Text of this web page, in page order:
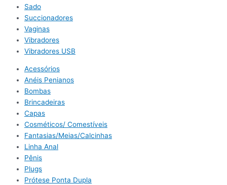
Sado
Succionadores
Vaginas
Vibradores
Vibradores USB
Acessórios
Anéis Penianos
Bombas
Brincadeiras
Capas
Cosméticos/ Comestíveis
Fantasias/Meias/Calcinhas
Linha Anal
Pênis
Plugs
Prótese Ponta Dupla